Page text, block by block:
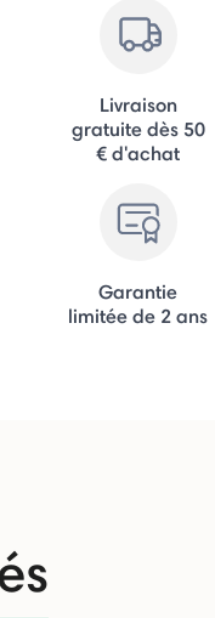
Livraison
gratuite dès 50
€ d'achat
Garantie
limitée de 2 ans